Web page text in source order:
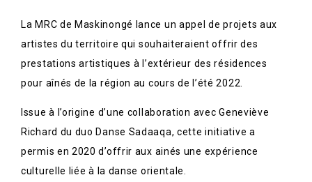
La MRC de Maskinongé lance un appel de projets aux
artistes du territoire qui souhaiteraient offrir des
prestations artistiques à l’extérieur des résidences
pour aînés de la région au cours de l’été 2022.
Issue à l’origine d’une collaboration avec Geneviève
Richard du duo Danse Sadaaqa, cette initiative a
permis en 2020 d’offrir aux ainés une expérience
culturelle liée à la danse orientale.